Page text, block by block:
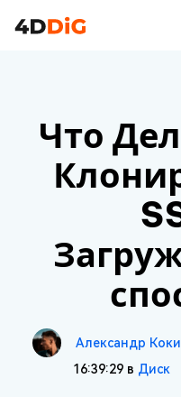
Что
Александр
16:39:29 в Диск